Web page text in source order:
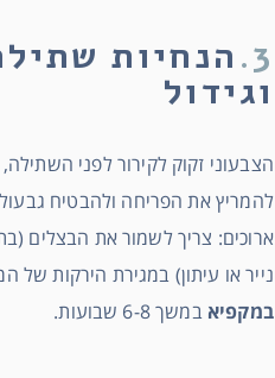
3. הנחיות
וגידול
הצבעוני זקוק לקירור לפני השתילה,
להמריץ את הפריחה ולהבטיח
ארוכים: צריך לשמור את הבצלים
נייר או עיתון) במגירת הירקות של
במקפיא במשך 6-8 שבועות.